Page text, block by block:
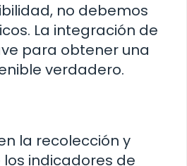
no debemos
La integración de
para obtener una
verdadero.
la recolección y
indicadores de